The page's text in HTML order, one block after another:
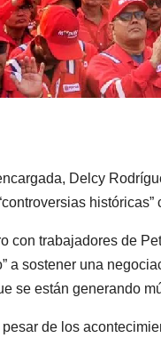
Delcy
con trabajadores de
a sostener una
se están generando
de los